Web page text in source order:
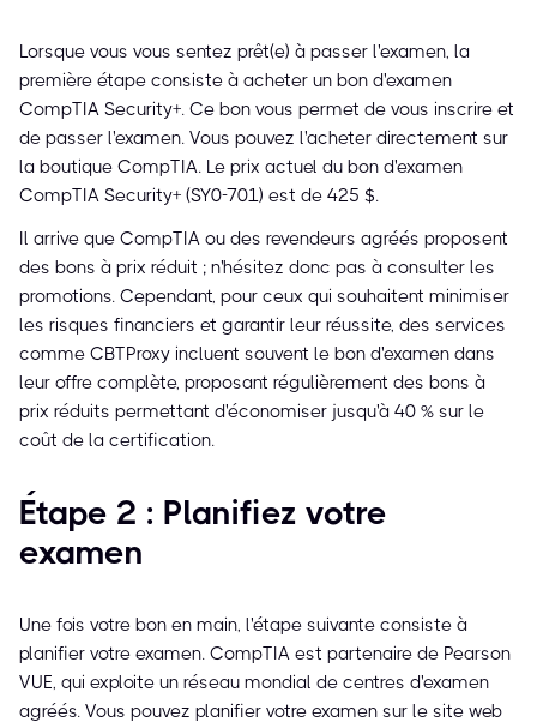
Lorsque vous vous sentez prêt(e) à passer l'examen, la
première étape consiste à acheter un bon d'examen
CompTIA Security+. Ce bon vous permet de vous inscrire et
de passer l'examen. Vous pouvez l'acheter directement sur
la boutique CompTIA. Le prix actuel du bon d'examen
CompTIA Security+ (SY0-701) est de 425 $.
Il arrive que CompTIA ou des revendeurs agréés proposent
des bons à prix réduit ; n'hésitez donc pas à consulter les
promotions. Cependant, pour ceux qui souhaitent minimiser
les risques financiers et garantir leur réussite, des services
comme CBTProxy incluent souvent le bon d'examen dans
leur offre complète, proposant régulièrement des bons à
prix réduits permettant d'économiser jusqu'à 40 % sur le
coût de la certification.
Étape 2 : Planifiez votre
examen
Une fois votre bon en main, l'étape suivante consiste à
planifier votre examen. CompTIA est partenaire de Pearson
VUE, qui exploite un réseau mondial de centres d'examen
agréés. Vous pouvez planifier votre examen sur le site web